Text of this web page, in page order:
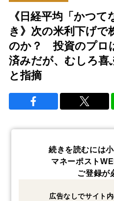
《日経平均「かつ
き》次の米利下げで
のか？ 投資のプロ
済みだが、むしろ喜
と指摘
続きを読むには
マネーポスト
ご登録が
広告なしでサイト